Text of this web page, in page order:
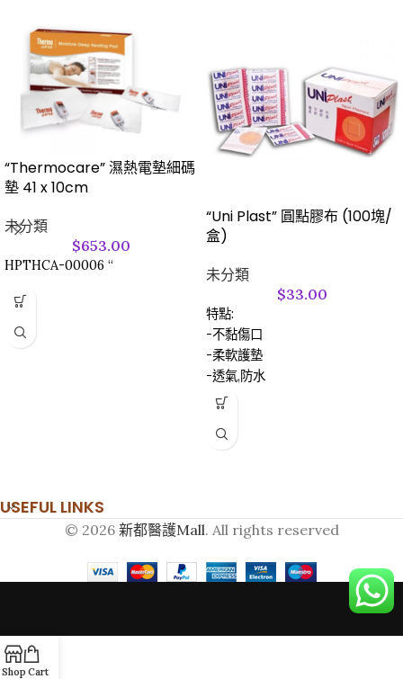
“Thermocare” 濕熱電墊細碼
墊 41 x 10cm
未分類
$653.00
HPTHCA-00006 “
“Uni Plast” 圓點膠布 (100塊/
盒)
未分類
$33.00
特點:
-不黏傷口
-柔軟護墊
-透氣,防水
-防敏感
USEFUL LINKS
© 2026 新都醫護Mall. All rights reserved
Shop Cart